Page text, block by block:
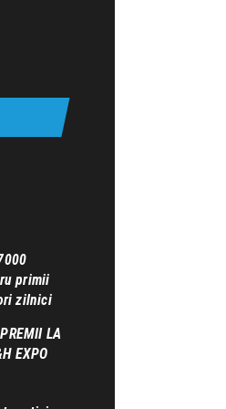
primii
zilnici
LA
EXPO